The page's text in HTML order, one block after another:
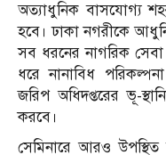
অত্যাধুনিক বাসযোগ্য
হবে। ঢাকা নগরীকে
সব ধরনের নাগরিক সেবা
ধরে নানাবিধ
জরিপ অধিদপ্তরের ভূ-
করবে।
সেমিনারে আরও উপস্থিত